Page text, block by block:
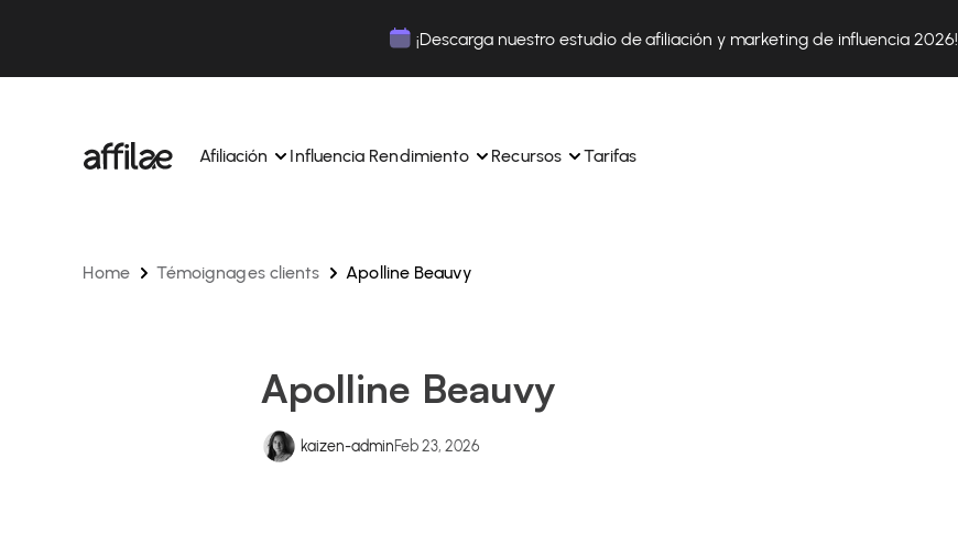
¡Descarga nuestro estudio de afiliación y marketing de influencia 2026!
Afiliación
Gestione sus campañas y afiliados desde una única
afiliados con total sencillez.
Monitoriza y gestiona los pagos de tus afiliados con
Influencia Rendimiento
Gestiona tus campañas y TikTok Shop desde un solo
colaboraciones desde la aplicación.
Monitoriza y gestiona los pagos de tus afiliados con
Recursos Tarifas
Home Témoignages clients Apolline Beauvy
Apolline Beauvy
kaizen-adminFeb 23, 2026